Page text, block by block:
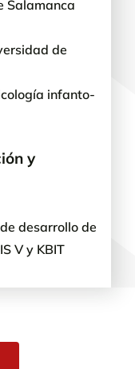
Salamanca
de
infanto-
y
desarrollo de
V y KBIT